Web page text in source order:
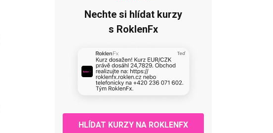
Nechte si hlídat kurzy
s RoklenFx
HLÍDAT KURZY NA ROKLENFX